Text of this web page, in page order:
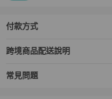
付款方式
跨境商品配送說明
常見問題